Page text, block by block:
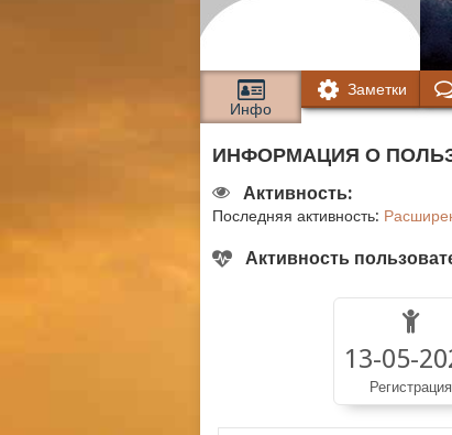
Инфо
Заметки
ИНФОРМАЦИЯ О
Активность:
Последняя активность:
Активность
13-05-
Регистрация